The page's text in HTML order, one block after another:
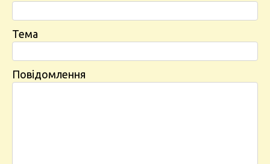
Тема
Повідомлення